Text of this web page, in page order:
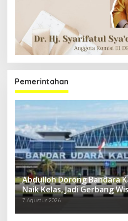
Pemerintahan
Abdulloh Dorong Bandara
Naik Kelas, Jadi Gerbang
Kaltim
7 Agustus 2026